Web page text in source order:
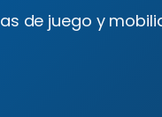
de juego y